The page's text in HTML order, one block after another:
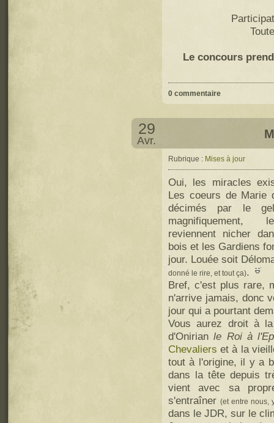
Le concours
0 commentaire
29
Avr.
Rubrique : Mises à jour
Oui, les miracles
Les coeurs de Marie
décimés par le
magnifiquement,
reviennent nicher
bois et les Gardiens
jour. Louée soit
donné le rire, et tout ça).
Bref, c'est plus rare,
n'arrive jamais, donc
jour qui a pourtant
Vous aurez droit à
d'Onirianle Roi à
Chevaliers et à la
tout à l'origine, il y a
dans la tête depuis
vient avec sa
s'entraîner (et entre nous,
dans le JDR, sur le